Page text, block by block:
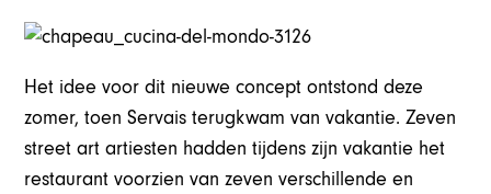
Het idee voor dit nieuwe concept ontstond deze
zomer, toen Servais terugkwam van vakantie. Zeven
street art artiesten hadden tijdens zijn vakantie het
restaurant voorzien van zeven verschillende en